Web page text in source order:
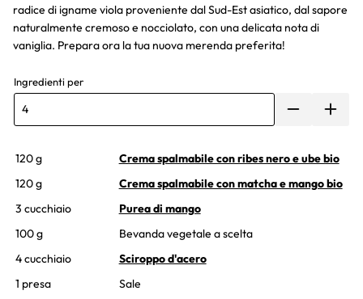
radice di igname viola proveniente dal Sud-Est asiatico, dal sapore
naturalmente cremoso e nocciolato, con una delicata nota di
vaniglia. Prepara ora la tua nuova merenda preferita!
Ingredienti per
120 g
Crema spalmabile con ribes nero e ube bio
120 g
Crema spalmabile con matcha e mango bio
3 cucchiaio
Purea di mango
100 g
Bevanda vegetale a scelta
4 cucchiaio
Sciroppo d'acero
1 presa
Sale